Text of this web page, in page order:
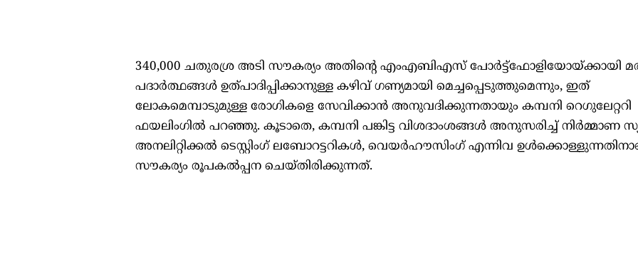
340,000 ചതുരശ്ര അടി സൗകര്യം അതിന്റെ എംഎബിഎസ് പോർട്ട്‌ഫോളിയോയ്‌ക്കായി
പദാർത്ഥങ്ങൾ ഉത്പാദിപ്പിക്കാനുള്ള കഴിവ് ഗണ്യമായി മെച്ചപ്പെടുത്തുമെന്നും, ഇത്
ലോകമെമ്പാടുമുള്ള രോഗികളെ സേവിക്കാൻ അനുവദിക്കുന്നതായും കമ്പനി റെഗുലേറ്ററി
ഫയലിംഗിൽ പറഞ്ഞു. കൂടാതെ, കമ്പനി പങ്കിട്ട വിശദാംശങ്ങൾ അനുസരിച്ച് നിർമ്മാണ
അനലിറ്റിക്കൽ ടെസ്റ്റിംഗ് ലബോറട്ടറികൾ, വെയർഹൗസിംഗ് എന്നിവ
സൗകര്യം രൂപകൽപ്പന ചെയ്തിരിക്കുന്നത്.